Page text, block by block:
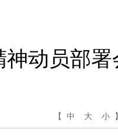
动员部署
【 中 大 小 】